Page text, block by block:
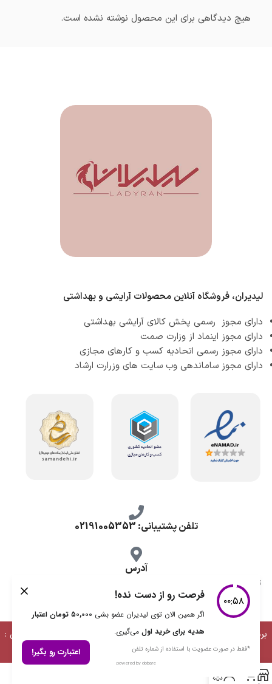
هیچ دیدگاهی برای این محصول نوشته نشده است.
لیدیران، فروشگاه آنلاین محصولات آرایشی و بهداشتی
دارای مجوز رسمی پخش کالای آرایشی بهداشتی
دارای مجوز اینماد از وزارت صمت
دارای مجوز رسمی اتحادیه کسب و کارهای مجازی
دارای مجوز ساماندهی وب سایت های وزرارت ارشاد
تلفن پشتیبانی: 02191005353
آدرس
تهران، طرشت شمالی، خ محمد حسینی، کوچه گلناز شرقی، پلاک 10.
برداشت مطالب با ذکر منبع بلامانع است | طراحی، توسعه و پشتیبانی :
دیمن ارتباط